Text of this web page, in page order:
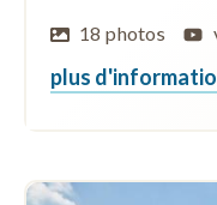
18 photos
plus